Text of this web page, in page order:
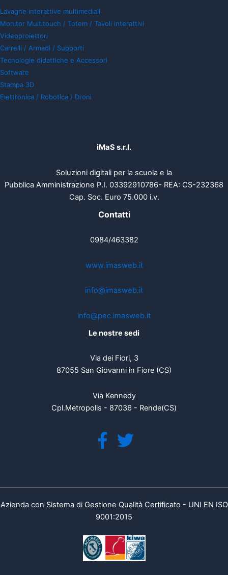
Lavagne interattive multimediali
Monitor Multitouch / Totem / Tavoli interattivi
Videoproiettori
Carrelli / Armadi / Supporti
Tecnologie didattiche e Accessori
Software
Stampa 3D
Elettronica / Robotica / Droni
iMaS s.r.l.
Soluzioni digitali per la scuola e la
Pubblica Amministrazione P.I. 03392910786- REA: CS-232368
Cap. Soc. Euro 75.000 i.v.
Contatti
0984/463382
www.imasweb.it
info@imasweb.it
info@pec.imasweb.it
Le nostre sedi
Via dei Fiori, 3
87055 San Giovanni in Fiore (CS)
Via Kennedy
Cpl.Metropolis - 87036 - Rende(CS)
Azienda con Sistema di Gestione Qualità Certificato - UNI EN ISO
9001:2015